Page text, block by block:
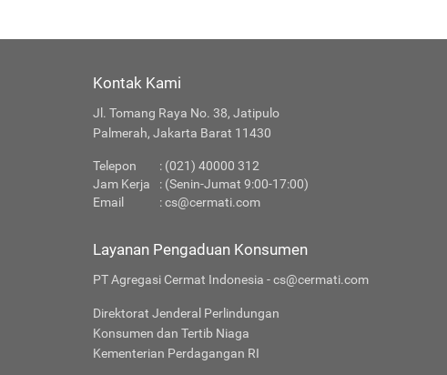
Kontak Kami
Jl. Tomang Raya No. 38, Jatipulo
Palmerah, Jakarta Barat 11430
Telepon
: (021) 40000 312
Jam Kerja
: (Senin-Jumat 9:00-17:00)
Email
:cs@cermati.com
Layanan Pengaduan Konsumen
PT Agregasi Cermat Indonesia - cs@cermati.com
Direktorat Jenderal Perlindungan
Konsumen dan Tertib Niaga
Kementerian Perdagangan RI